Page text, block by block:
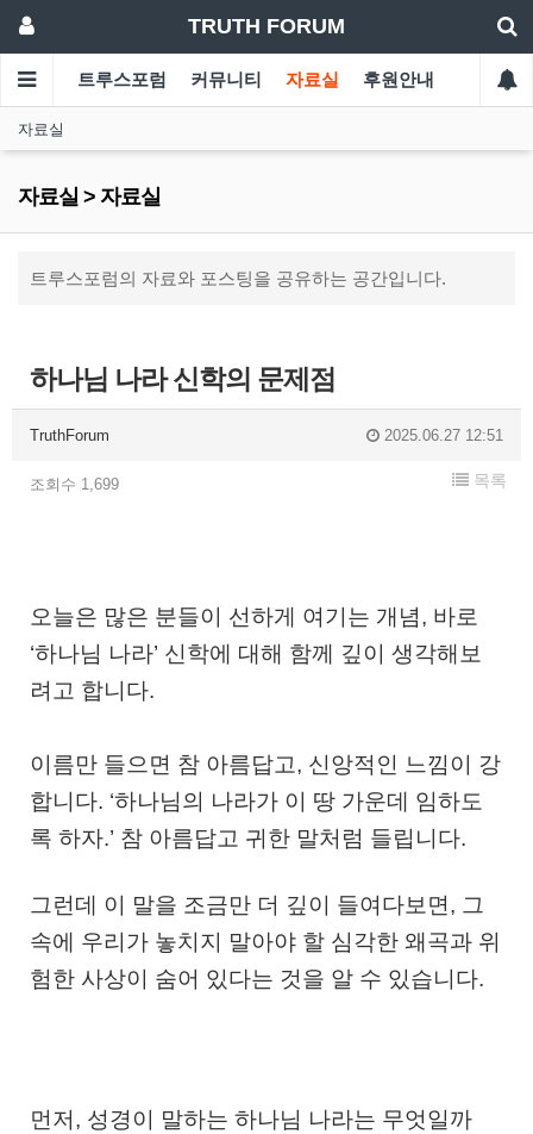
TRUTH FORUM
트루스포럼 커뮤니티 자료실 후원안내
자료실
자료실 > 자료실
트루스포럼의 자료와 포스팅을 공유하는 공간입니다.
하나님 나라 신학의 문제점
TruthForum 2025.06.27 12:51
조회수 1,699 목록
오늘은 많은 분들이 선하게 여기는 개념, 바로
‘하나님 나라’ 신학에 대해 함께 깊이 생각해보
려고 합니다.
이름만 들으면 참 아름답고, 신앙적인 느낌이 강
합니다. ‘하나님의 나라가 이 땅 가운데 임하도
록 하자.’ 참 아름답고 귀한 말처럼 들립니다.
그런데 이 말을 조금만 더 깊이 들여다보면, 그
속에 우리가 놓치지 말아야 할 심각한 왜곡과 위
험한 사상이 숨어 있다는 것을 알 수 있습니다.
먼저, 성경이 말하는 하나님 나라는 무엇일까